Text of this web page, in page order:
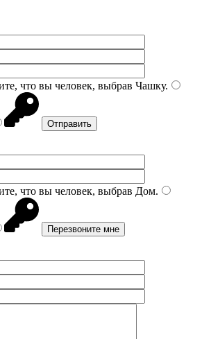
что вы человек, выбрав Чашку.
что вы человек, выбрав Дом.